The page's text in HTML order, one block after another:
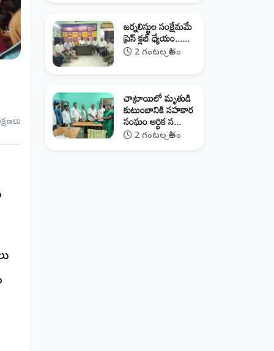
జర్నలిస్టుల సంక్షేమమే
ప్రెస్ క్లబ్ ధ్యేయం......
2 గంటల క్రితం
చాట్రాయిలో మృతుడి
కుటుంబానికి సహకార
సంఘం ఆర్థిక స...
2 గంటల క్రితం